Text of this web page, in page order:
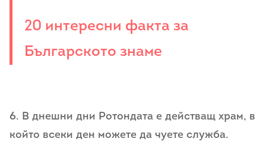
20 интересни факта за
Българското знаме
6. В днешни дни Ротондата е действащ храм, в
който всеки ден можете да чуете служба.